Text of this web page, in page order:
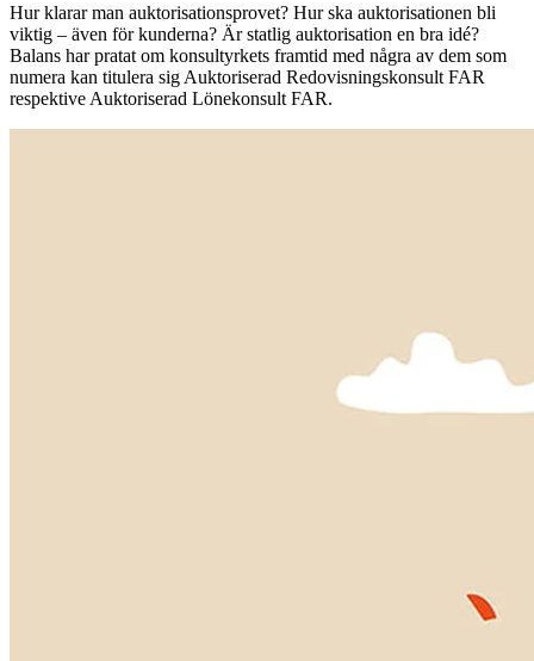
Hur klarar man auktorisationsprovet? Hur ska auktorisationen bli
viktig – även för kunderna? Är statlig auktorisation en bra idé?
Balans har pratat om konsultyrkets framtid med några av dem som
numera kan titulera sig Auktoriserad Redovisningskonsult FAR
respektive Auktoriserad Lönekonsult FAR.